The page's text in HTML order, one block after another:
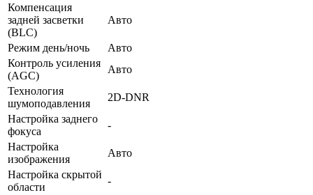
Компенсация
задней засветки
(BLC)
Авто
Режим день/ночь
Авто
Контроль усиления
(AGC)
Авто
Технология
шумоподавления
2D-DNR
Настройка заднего
фокуса
-
Настройка
изображения
Авто
Настройка скрытой
области
-